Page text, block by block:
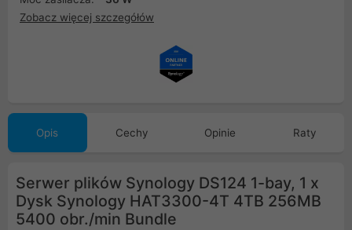
Zobacz więcej szczegółów
Opis Cechy Opinie Raty
Serwer plików Synology DS124 1-bay, 1 x
Dysk Synology HAT3300-4T 4TB 256MB
5400 obr./min Bundle